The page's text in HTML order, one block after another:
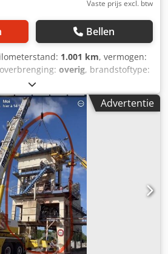
Vaste prijs excl. btw
Bellen
1.001 km, vermogen:
overig, brandstoftype:
, bestuurderscabine:overig,
Hatz dieselmotor! Accessoire-
wijzigingen, tussentijdse
voorbehouden! Chedpfxoxy Sw Ss
Advertentie